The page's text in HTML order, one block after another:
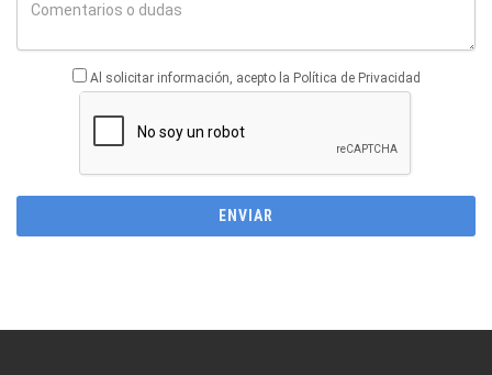
Al solicitar información, acepto la Política de Privacidad